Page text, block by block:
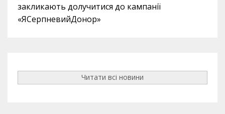
закликають долучитися до кампанії
«ЯСерпневийДонор»
Читати всі новини